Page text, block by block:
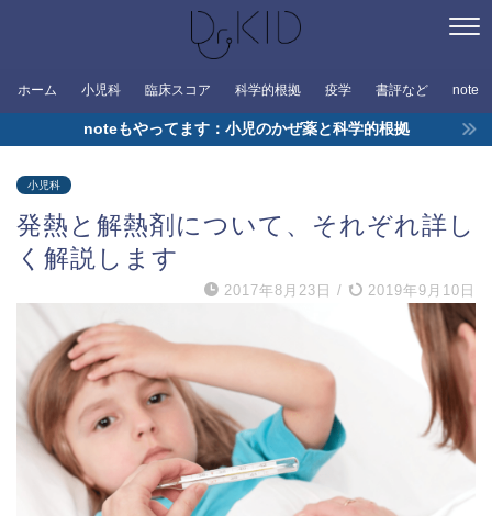
ホーム 小児科 臨床スコア 科学的根拠 疫学 書評など note
noteもやってます：小児のかぜ薬と科学的根拠
小児科
発熱と解熱剤について、それぞれ詳し
く解説します
2017年8月23日 / 2019年9月10日